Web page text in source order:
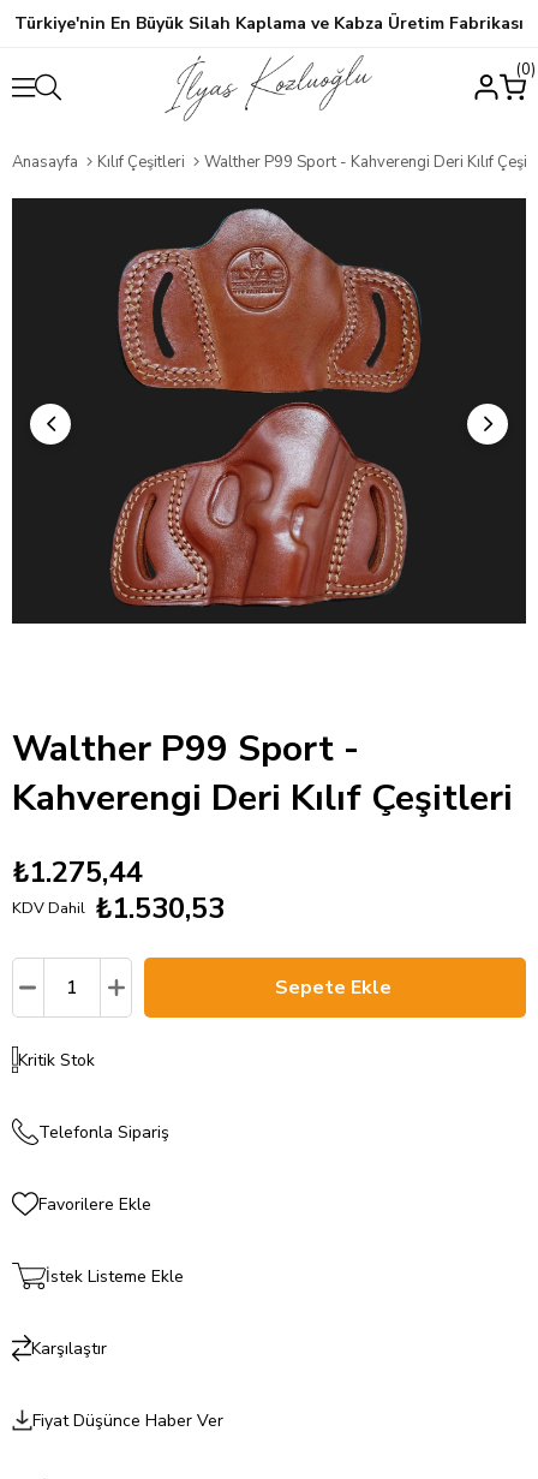
Türkiye'nin En Büyük Silah Kaplama ve Kabza Üretim Fabrikası
0
Anasayfa Kılıf Çeşitleri Walther P99 Sport - Kahverengi Deri Kılıf
Walther P99 Sport -
Kahverengi Deri Kılıf Çeşitleri
₺1.275,44
KDV Dahil ₺1.530,53
Kritik Stok
Telefonla Sipariş
Favorilere Ekle
İstek Listeme Ekle
Karşılaştır
Fiyat Düşünce Haber Ver